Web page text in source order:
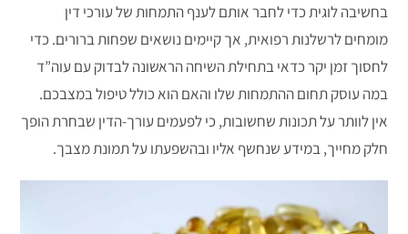
בחשיבה לוגית כדי לחבר אותם לענף התמחות של עורכי דין
מומחים לרשלנות רפואית, אך קיימים נושאים שפחות ברורים. כדי
לחסוך זמן יקר כדאי בתחילת השיחה הראשונה לבדוק עם עוה”ד
במה עוסק תחום ההתמחות שלו והאם הוא כולל טיפול במצבכם.
אין לוותר על תכונות שחשובות, כי לפעמים עורך-הדין שבחרת הופך
חלק מחייך, במידע שנחשף אליו ובהשפעתו על תמונת מצבך.